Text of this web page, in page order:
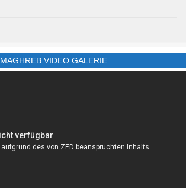
MAGHREB VIDEO GALERIE